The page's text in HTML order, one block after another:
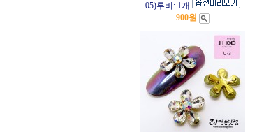
05)루비: 1개
900원